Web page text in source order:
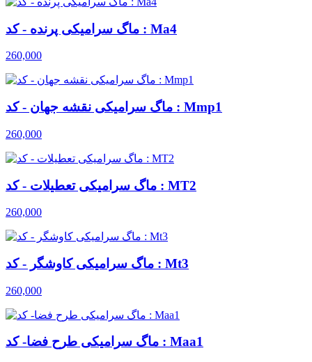
ماگ سرامیکی پرنده - کد : Ma4
260,000
ماگ سرامیکی نقشه جهان - کد : Mmp1
260,000
ماگ سرامیکی تعطیلات - کد : MT2
260,000
ماگ سرامیکی کاوشگر - کد : Mt3
260,000
ماگ سرامیکی طرح فضا- کد : Maa1